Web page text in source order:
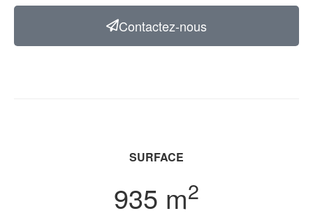
Contactez-nous
SURFACE
935 m2